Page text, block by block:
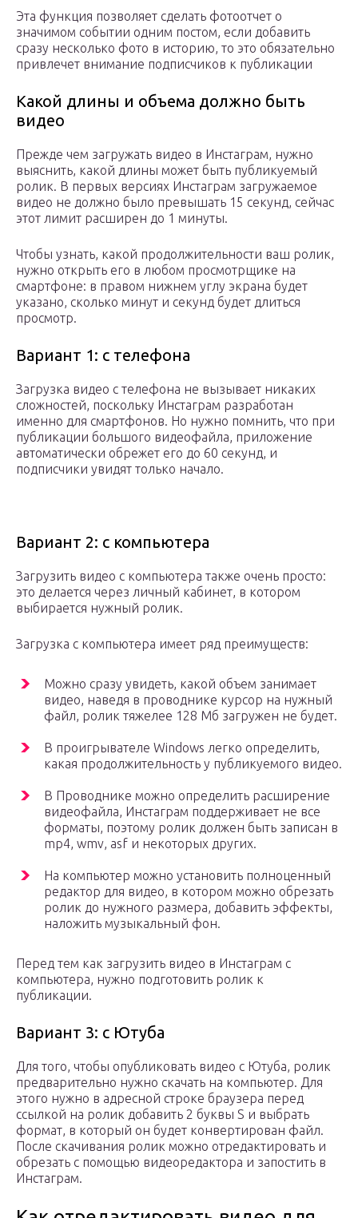
Эта функция позволяет сделать фотоотчет о
значимом событии одним постом, если добавить
сразу несколько фото в историю, то это обязательно
привлечет внимание подписчиков к публикации
Какой длины и объема должно быть
видео
Прежде чем загружать видео в Инстаграм, нужно
выяснить, какой длины может быть публикуемый
ролик. В первых версиях Инстаграм загружаемое
видео не должно было превышать 15 секунд, сейчас
этот лимит расширен до 1 минуты.
Чтобы узнать, какой продолжительности ваш ролик,
нужно открыть его в любом просмотрщике на
смартфоне: в правом нижнем углу экрана будет
указано, сколько минут и секунд будет длиться
просмотр.
Вариант 1: с телефона
Загрузка видео с телефона не вызывает никаких
сложностей, поскольку Инстаграм разработан
именно для смартфонов. Но нужно помнить, что при
публикации большого видеофайла, приложение
автоматически обрежет его до 60 секунд, и
подписчики увидят только начало.
Вариант 2: с компьютера
Загрузить видео с компьютера также очень просто:
это делается через личный кабинет, в котором
выбирается нужный ролик.
Загрузка с компьютера имеет ряд преимуществ:
Можно сразу увидеть, какой объем занимает
видео, наведя в проводнике курсор на нужный
файл, ролик тяжелее 128 Мб загружен не будет.
В проигрывателе Windows легко определить,
какая продолжительность у публикуемого видео.
В Проводнике можно определить расширение
видеофайла, Инстаграм поддерживает не все
форматы, поэтому ролик должен быть записан в
mp4, wmv, asf и некоторых других.
На компьютер можно установить полноценный
редактор для видео, в котором можно обрезать
ролик до нужного размера, добавить эффекты,
наложить музыкальный фон.
Перед тем как загрузить видео в Инстаграм с
компьютера, нужно подготовить ролик к
публикации.
Вариант 3: с Ютуба
Для того, чтобы опубликовать видео с Ютуба, ролик
предварительно нужно скачать на компьютер. Для
этого нужно в адресной строке браузера перед
ссылкой на ролик добавить 2 буквы S и выбрать
формат, в который он будет конвертирован файл.
После скачивания ролик можно отредактировать и
обрезать с помощью видеоредактора и запостить в
Инстаграм.